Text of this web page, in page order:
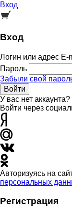
Вход
Вход
Логин или адрес E-
Пароль
Забыли свой
Войти
У вас нет аккаунта?
Войти через
Авторизуясь на
персональных
Регистрация